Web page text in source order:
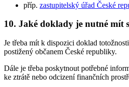
příp. zastupitelský úřad České
10. Jaké doklady je nutné mít
Je třeba mít k dispozici doklad
postižený občanem České republiky.
Dále je třeba poskytnout potřebné
ke ztrátě nebo odcizení finančních